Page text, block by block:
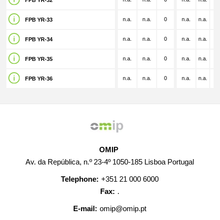
FPB YR-33 n.a. n.a. 0 n.a. n.a.
FPB YR-34 n.a. n.a. 0 n.a. n.a.
FPB YR-35 n.a. n.a. 0 n.a. n.a.
FPB YR-36 n.a. n.a. 0 n.a. n.a.
OMIP
Av. da República, n.º 23-4º 1050-185 Lisboa Portugal
Telephone: +351 21 000 6000
Fax: .
E-mail: omip@omip.pt